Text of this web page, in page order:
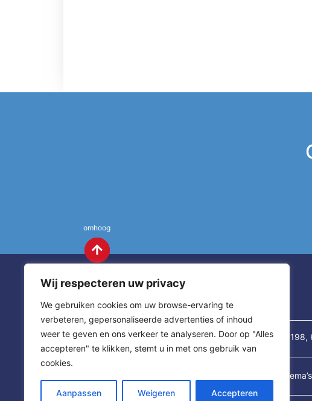
Wij respecteren uw privacy
We gebruiken cookies om uw browse-ervaring te
verbeteren, gepersonaliseerde advertenties of inhoud
weer te geven en ons verkeer te analyseren. Door op "Alles
accepteren" te klikken, stemt u in met ons gebruik van
cookies.
Aanpassen Weigeren Accepteren
omhoog
Contact St. Annastraat 198,
thema’s